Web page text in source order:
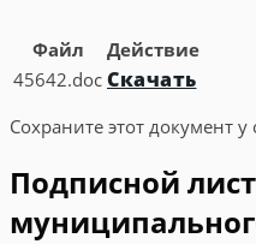
Файл
Действие
45642.doc Скачать
Сохраните этот документ
Подписной